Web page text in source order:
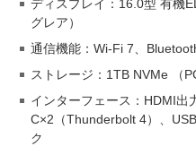
ディスプレイ：16.0型 有機
グレア）
通信機能：Wi-Fi 7、
ストレージ：1TB NVMe （
インターフェース：HDMI出
C×2（Thunderbolt 4）、
ク